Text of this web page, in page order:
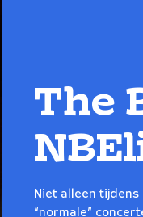
The
Niet alleen
“normale”